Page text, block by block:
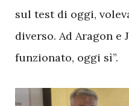
sul test di oggi,
diverso. Ad Aragon e
funzionato, oggi sì”.